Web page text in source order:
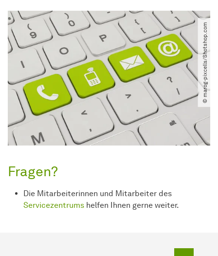
© marog-pixcells​/​Shotshop.com
Fragen?
Die Mitarbeiterinnen und Mitarbeiter des
Servicezentrums helfen Ihnen gerne weiter.